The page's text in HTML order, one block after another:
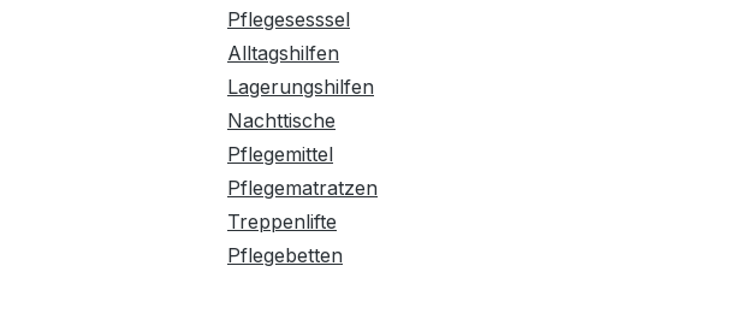
Pflegesesssel
Alltagshilfen
Lagerungshilfen
Nachttische
Pflegemittel
Pflegematratzen
Treppenlifte
Pflegebetten